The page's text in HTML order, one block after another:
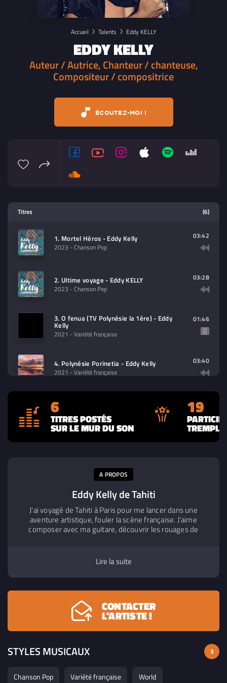
Accueil Talents Eddy KELLY
EDDY KELLY
Auteur / Autrice, Chanteur / chanteuse,
Compositeur / compositrice
ÉCOUTEZ-MOI !
contenu à lire (audio/video)
Titres (6)
1. Mortel Héros - Eddy Kelly
2023 - Chanson Pop
03:42
2. Ultime voyage - Eddy KELLY
2023 - Chanson Pop
03:28
3. O fenua (TV Polynésie la 1ère) - Eddy
Kelly
2021 - Variété française
01:46
4. Polynésie Porinetia - Eddy Kelly
2021 - Variété française
03:40
5. Par-delà l'océan - Eddy Kelly
2021 - Variété française
02:58
04:01
6
TITRES POSTÉS
SUR LE MUR DU SON
19
A PROPOS
Eddy Kelly de Tahiti
J'ai voyagé de Tahiti à Paris pour me lancer dans une
aventure artistique, fouler la scène française. J'aime
composer avec ma guitare, découvrir les rouages de
Vous avez pu me voir sur scène dans le rôle du prince
dans la comédie musicale La petite sirène par The Musical
Production, ou sur France 2 dans le rôle de Teva, dans la
Lire la suite
CONTACTER
L'ARTISTE !
STYLES MUSICAUX 3
Chanson Pop Variété française World